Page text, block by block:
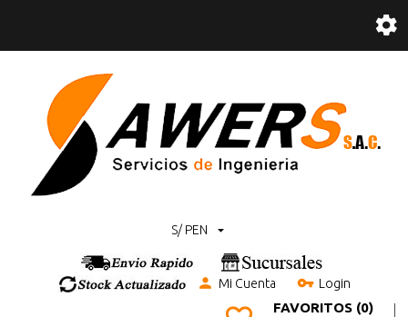
S/ PEN
Mi Cuenta Login
FAVORITOS (0)